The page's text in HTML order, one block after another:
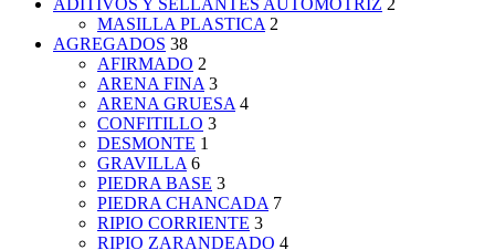
ADITIVOS Y SELLANTES AUTOMOTRIZ 2
MASILLA PLASTICA 2
AGREGADOS 38
AFIRMADO 2
ARENA FINA 3
ARENA GRUESA 4
CONFITILLO 3
DESMONTE 1
GRAVILLA 6
PIEDRA BASE 3
PIEDRA CHANCADA 7
RIPIO CORRIENTE 3
RIPIO ZARANDEADO 4